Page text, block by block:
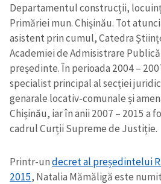
Departamentul construcții,
Primăriei mun. Chișinău. Tot
asistent prin cumul, Catedra
Academiei de Admisistrare
președinte. În perioada 2004 –
specialist principal al secției
genarale locativ-comunale și
Chișinău, iar în anii 2007 – 2015 a
cadrul Curții Supreme de Justiție.
Printr-undecret al președintelui
2015, Natalia Mămăligă este